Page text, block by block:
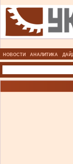
НОВОСТИ АНАЛИТИКА